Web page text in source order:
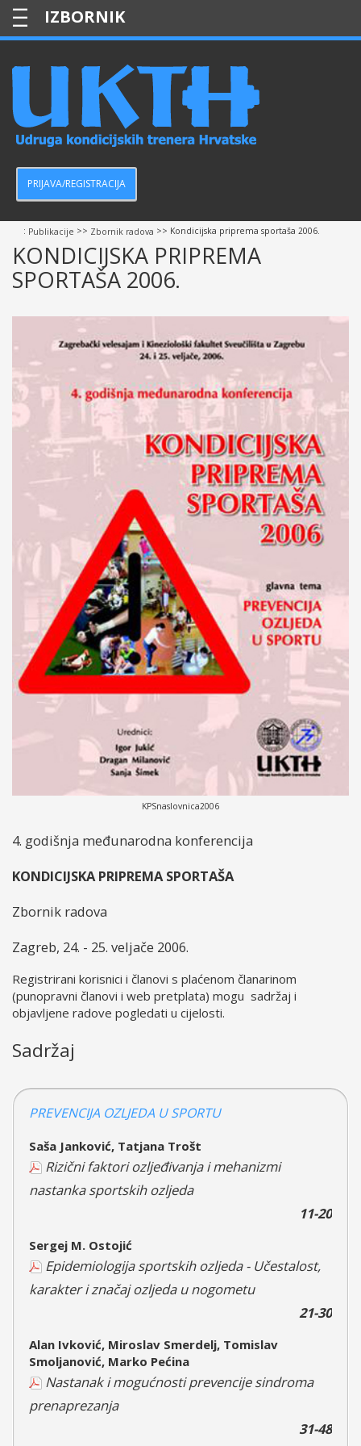
—
—
—
PRIJAVA/REGISTRACIJA
: Publikacije >> Zbornik radova >> Kondicijska priprema sportaša 2006.
KONDICIJSKA PRIPREMA
SPORTAŠA 2006.
KPSnaslovnica2006
4. godišnja međunarodna konferencija
KONDICIJSKA PRIPREMA SPORTAŠA
Zbornik radova
Zagreb, 24. - 25. veljače 2006.
Registrirani korisnici i članovi s plaćenom članarinom
(punopravni članovi i web pretplata) mogu sadržaj i
objavljene radove pogledati u cijelosti.
Sadržaj
PREVENCIJA OZLJEDA U SPORTU
Saša Janković, Tatjana Trošt
Rizični faktori ozljeđivanja i mehanizmi
nastanka sportskih ozljeda
11-20
Sergej M. Ostojić
Epidemiologija sportskih ozljeda - Učestalost,
karakter i značaj ozljeda u nogometu
21-30
Alan Ivković, Miroslav Smerdelj, Tomislav
Smoljanović, Marko Pećina
Nastanak i mogućnosti prevencije sindroma
prenaprezanja
31-48